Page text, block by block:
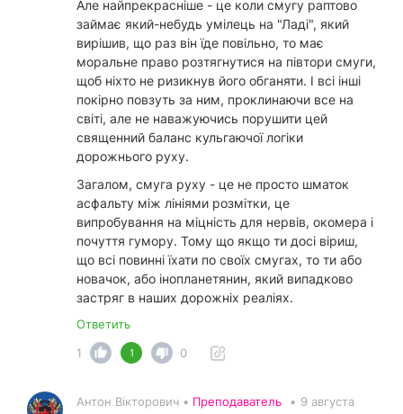
Але найпрекрасніше - це коли смугу раптово
займає який-небудь умілець на "Ладі", який
вирішив, що раз він їде повільно, то має
моральне право розтягнутися на півтори смуги,
щоб ніхто не ризикнув його обганяти. І всі інші
покірно повзуть за ним, проклинаючи все на
світі, але не наважуючись порушити цей
священний баланс кульгаючої логіки
дорожнього руху.
Загалом, смуга руху - це не просто шматок
асфальту між лініями розмітки, це
випробування на міцність для нервів, окомера і
почуття гумору. Тому що якщо ти досі віриш,
що всі повинні їхати по своїх смугах, то ти або
новачок, або інопланетянин, який випадково
застряг в наших дорожніх реаліях.
Ответить
1
1 0
Антон Вікторович • Преподаватель • 9 августа